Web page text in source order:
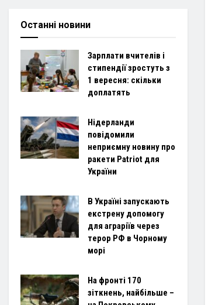
Останні новини
Зарплати вчителів і
стипендії зростуть з
1 вересня: скільки
доплатять
Нідерланди
повідомили
неприємну новину про
ракети Patriot для
України
В Україні запускають
екстрену допомогу
для аграріїв через
терор РФ в Чорному
морі
На фронті 170
зіткнень, найбільше –